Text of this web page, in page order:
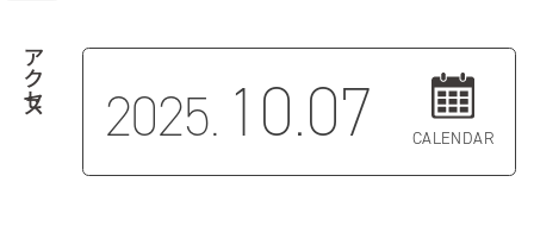
アクセス 2025. 10.07 CALENDAR